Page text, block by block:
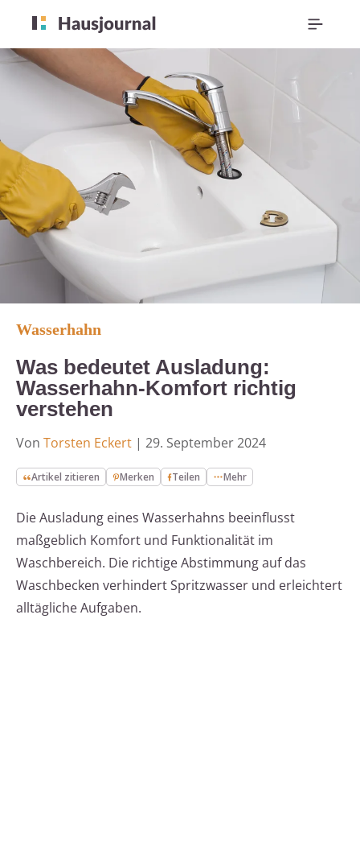
Wasserhahn
Was bedeutet Ausladung:
Wasserhahn-Komfort richtig
verstehen
Von Torsten Eckert | 29. September 2024
Artikel zitieren Merken Teilen Mehr
Die Ausladung eines Wasserhahns beeinflusst
maßgeblich Komfort und Funktionalität im
Waschbereich. Die richtige Abstimmung auf das
Waschbecken verhindert Spritzwasser und erleichtert
alltägliche Aufgaben.